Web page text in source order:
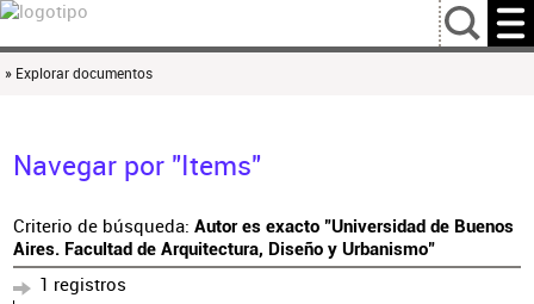
…
» Explorar documentos
Navegar por "Items"
Criterio de búsqueda: Autor es exacto "Universidad de Buenos
Aires. Facultad de Arquitectura, Diseño y Urbanismo"
1 registros